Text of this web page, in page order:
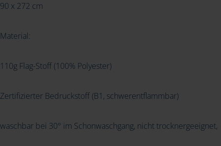
90 x 272 cm
Material:
110g Flag-Stoff (100% Polyester)
Zertifizierter Bedruckstoff (B1, schwerentflammbar)
waschbar bei 30° im Schonwaschgang, nicht trocknergeeignet,